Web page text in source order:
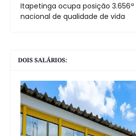
Itapetinga ocupa posição
nacional de qualidade de vida
DOIS SALÁRIOS: